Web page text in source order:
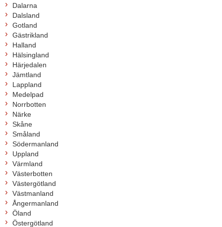
Dalarna
Dalsland
Gotland
Gästrikland
Halland
Hälsingland
Härjedalen
Jämtland
Lappland
Medelpad
Norrbotten
Närke
Skåne
Småland
Södermanland
Uppland
Värmland
Västerbotten
Västergötland
Västmanland
Ångermanland
Öland
Östergötland